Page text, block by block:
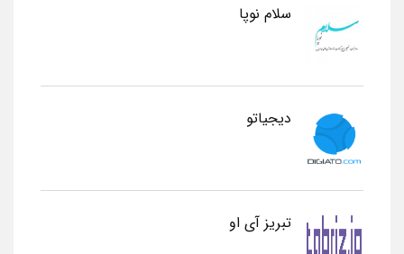
سلام نوپا
دیجیاتو
تبریز آی او